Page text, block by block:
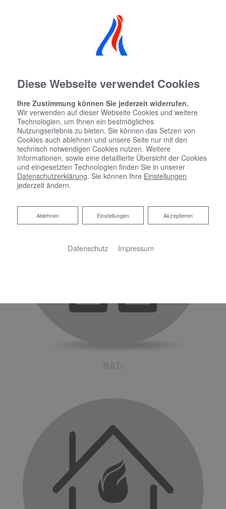
KOMPETENTE BERATUNG
UND PLANUNG FÜR IHR BAD
Diese Webseite verwendet Cookies
Ihre Zustimmung können Sie jederzeit widerrufen.
Wir verwenden auf dieser Webseite Cookies und weitere
Technologien, um Ihnen ein bestmögliches
Nutzungserlebnis zu bieten. Sie können das Setzen von
Cookies auch ablehnen und unsere Seite nur mit den
technisch notwendigen Cookies nutzen. Weitere
Informationen, sowie eine detaillierte Übersicht der Cookies
und eingesetzten Technologien finden Sie in unserer
Datenschutzerklärung. Sie können Ihre Einstellungen
jederzeit ändern.
Akzeptieren
Einstellungen
Ablehnen
Ablehnen
Datenschutz Impressum